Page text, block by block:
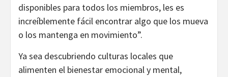
disponibles para todos los miembros, les es
increíblemente fácil encontrar algo que los mueva
o los mantenga en movimiento”.
Ya sea descubriendo culturas locales que
alimenten el bienestar emocional y mental,